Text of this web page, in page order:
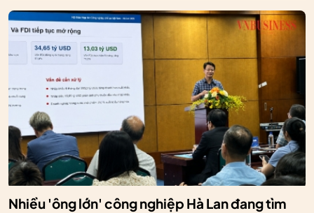
Nhiều 'ông lớn' công nghiệp Hà Lan đang tìm